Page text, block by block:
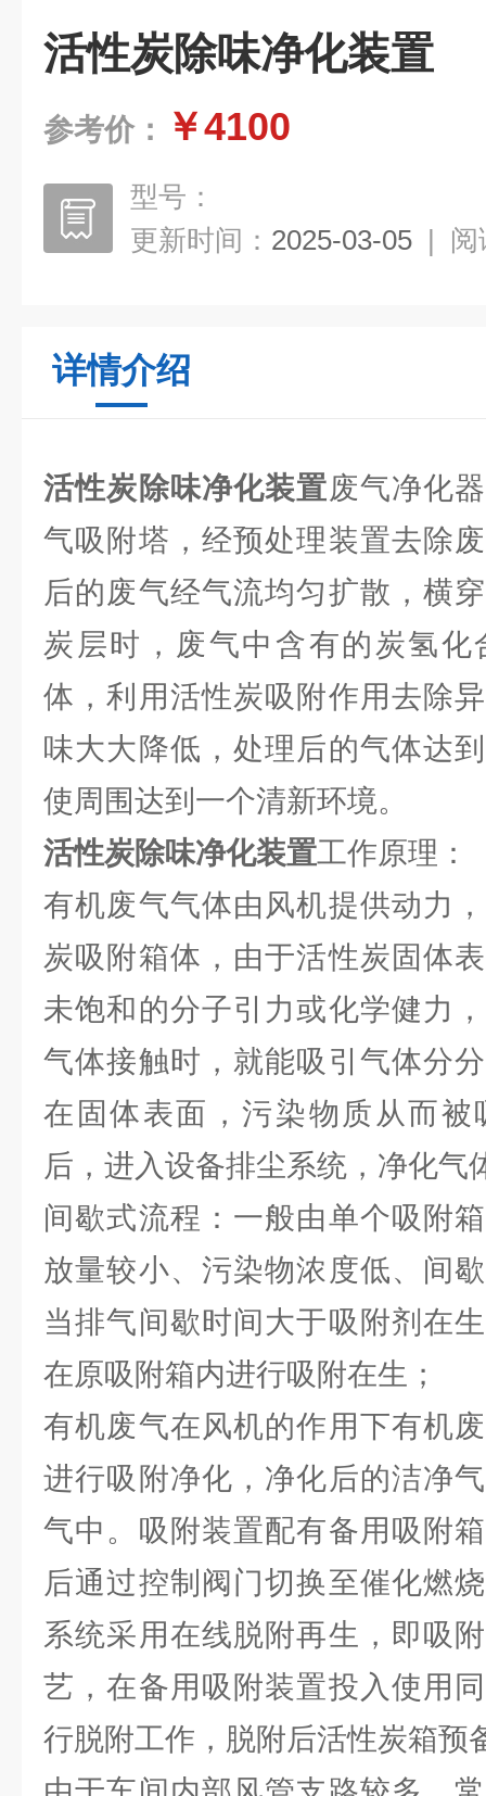
活性炭除味净化装置
参考价： ￥4100
型号：
更新时间： 2025-03-05 | 阅
详情介绍
活性炭除味净化装置废气净化
气吸附塔，经预处理装置去除
后的废气经气流均匀扩散，横
炭层时，废气中含有的炭氢
体，利用活性炭吸附作用去除
味大大降低，处理后的气体达
使周围达到一个清新环境。
活性炭除味净化装置工作原理：
有机废气气体由风机提供动力
炭吸附箱体，由于活性炭固体
未饱和的分子引力或化学健力
气体接触时，就能吸引气体分
在固体表面，污染物质从而被
后，进入设备排尘系统，净化气
间歇式流程：一般由单个吸附
放量较小、污染物浓度低、间
当排气间歇时间大于吸附剂在
在原吸附箱内进行吸附在生；
有机废气在风机的作用下有机
进行吸附净化，净化后的洁净
气中。吸附装置配有备用吸附
后通过控制阀门切换至催化燃
系统采用在线脱附再生，即吸
艺，在备用吸附装置投入使用
行脱附工作，脱附后活性炭箱预